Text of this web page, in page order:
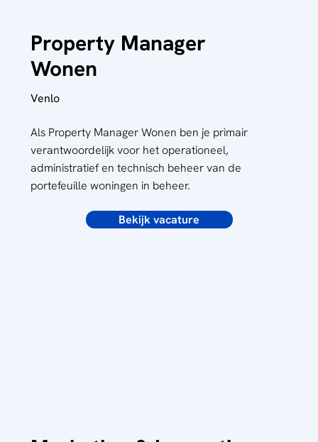
Property Manager
Wonen
Venlo
Als Property Manager Wonen ben je primair
verantwoordelijk voor het operationeel,
administratief en technisch beheer van de
portefeuille woningen in beheer.
Bekijk vacature